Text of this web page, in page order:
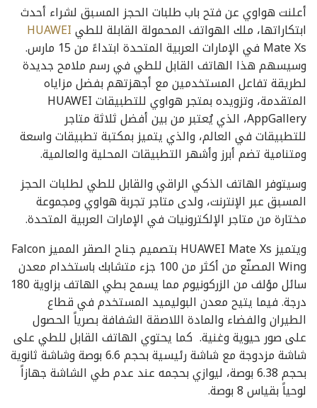
أعلنت هواوي عن فتح باب طلبات الحجز المسبق لشراء أحدث
ابتكاراتها، ملك الهواتف المحمولة القابلة للطيHUAWEI
Mate Xs في الإمارات العربية المتحدة ابتداءً من 15 مارس.
وسيسهم هذا الهاتف القابل للطي في رسم ملامح جديدة
لطريقة تفاعل المستخدمين مع أجهزتهم بفضل مزاياه
المتقدمة، وتزويده بمتجر هواوي للتطبيقات HUAWEI
AppGallery، الذي يُعتبر من بين أفضل ثلاثة متاجر
للتطبيقات في العالم، والذي يتميز بمكتبة تطبيقات واسعة
ومتنامية تضم أبرز وأشهر التطبيقات المحلية والعالمية.
وسيتوفر الهاتف الذكي الراقي والقابل للطي لطلبات الحجز
المسبق عبر الإنترنت، ولدى متاجر تجربة هواوي ومجموعة
مختارة من متاجر الإلكترونيات في الإمارات العربية المتحدة.
ويتميز HUAWEI Mate Xs بتصميم جناح الصقر المميز Falcon
Wing المصنّع من أكثر من 100 جزء متشابك باستخدام معدن
سائل مؤلف من الزركونيوم مما يسمح بطي الهاتف بزاوية 180
درجة. فيما يتيح معدن البوليميد المستخدم في قطاع
الطيران والفضاء والمادة اللاصقة الشفافة بصرياً الحصول
على صور حيوية وغنية. كما يحتوي الهاتف القابل للطي على
شاشة مزدوجة مع شاشة رئيسية بحجم 6.6 بوصة وشاشة ثانوية
بحجم 6.38 بوصة، ليوازي بحجمه عند عدم طي الشاشة جهازاً
لوحياً بقياس 8 بوصة.